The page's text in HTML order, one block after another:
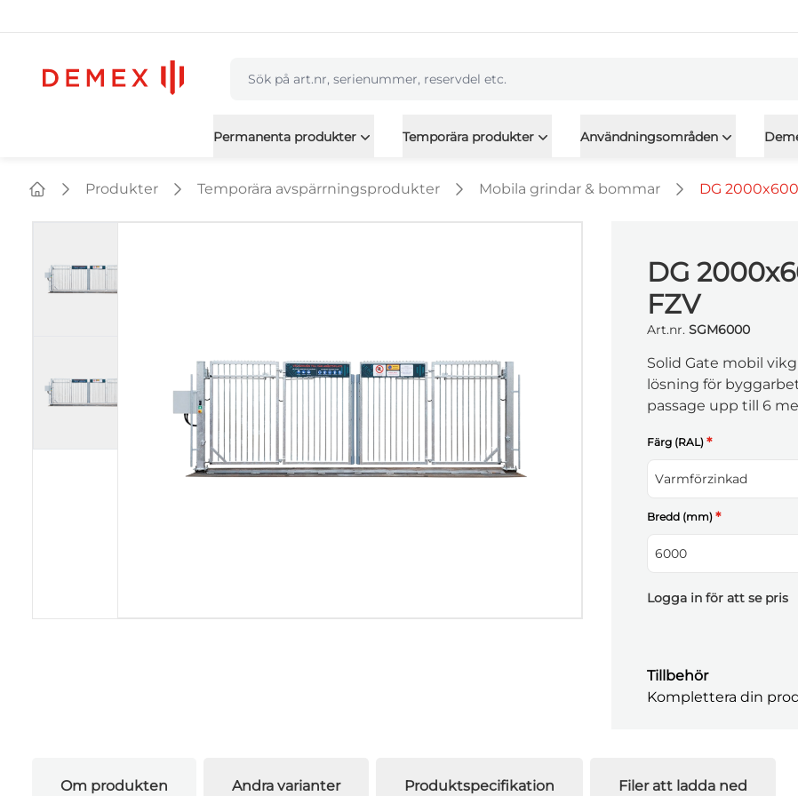
Permanenta produkter Temporära produkter Användningsområden
Produkter Temporära avspärrningsprodukter Mobila grindar & bommar DG
DG
FZV
Art.nr. SGM6000
Solid Gate mobil
lösning för
passage upp till 6
Färg (RAL) *
Varmförzinkad
Bredd (mm) *
6000
Logga in för att se pris
Tillbehör
Komplettera din
Om produkten Andra varianter Produktspecifikation Filer att ladda ned